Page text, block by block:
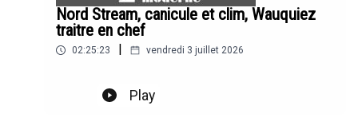
Nord Stream, canicule et clim, Wauquiez
traitre en chef
02:25:23 | vendredi 3 juillet 2026
Play